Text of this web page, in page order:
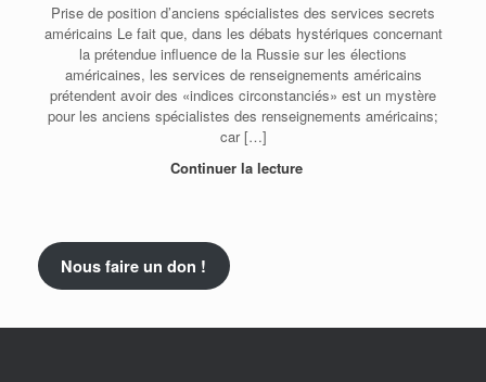
Prise de position d’anciens spécialistes des services secrets
américains Le fait que, dans les débats hystériques concernant
la prétendue influence de la Russie sur les élections
américaines, les services de renseignements américains
prétendent avoir des «indices circonstanciés» est un mystère
pour les anciens spécialistes des renseignements américains;
car […]
Continuer la lecture
Nous faire un don !